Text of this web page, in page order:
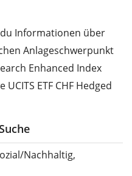
Informationen über
Anlageschwerpunkt
Enhanced Index
ETF CHF Hedged
Nachhaltig,